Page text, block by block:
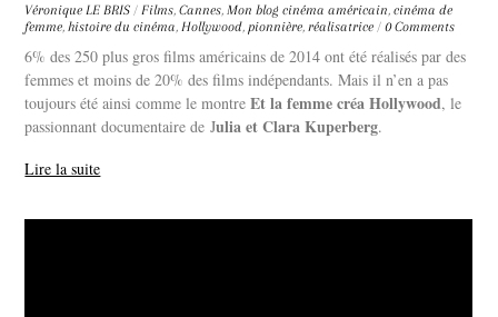
Véronique LE BRIS / Films,Cannes,Mon blog cinéma américain,cinéma de
femme,histoire du cinéma,Hollywood,pionnière,réalisatrice / 0 Comments
6% des 250 plus gros films américains de 2014 ont été réalisés par des
femmes et moins de 20% des films indépendants. Mais il n’en a pas
toujours été ainsi comme le montreEt la femme créa Hollywood, le
passionnant documentaire de Julia et Clara Kuperberg.
Lire la suite